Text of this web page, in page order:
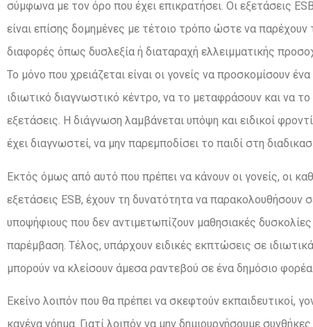
σύμφωνα με τον όρο που έχει επικρατήσει. Οι εξετάσεις
είναι επίσης δομημένες με τέτοιο τρόπο ώστε να
διαφορές όπως δυσλεξία ή διαταραχή ελλειμματικής
Το μόνο που χρειάζεται είναι οι γονείς να προσκομίσουν
ιδιωτικό διαγνωστικό κέντρο, να το μεταφράσουν και να
εξετάσεις. Η διάγνωση λαμβάνεται υπόψη και ειδικοί
έχει διαγνωστεί, να μην παρεμποδίσει το παιδί στη
Εκτός όμως από αυτό που πρέπει να κάνουν οι γονείς, οι
εξετάσεις ESB, έχουν τη δυνατότητα να
υποψήφιους που δεν αντιμετωπίζουν μαθησιακές
παρέμβαση. Τέλος, υπάρχουν ειδικές εκπτώσεις σε
μπορούν να κλείσουν άμεσα ραντεβού σε ένα δημόσιο φορέα.
Εκείνο λοιπόν που θα πρέπει να σκεφτούν εκπαιδευτικοί,
κανένα νόημα. Γιατί λοιπόν να μην δημιουργήσουμε